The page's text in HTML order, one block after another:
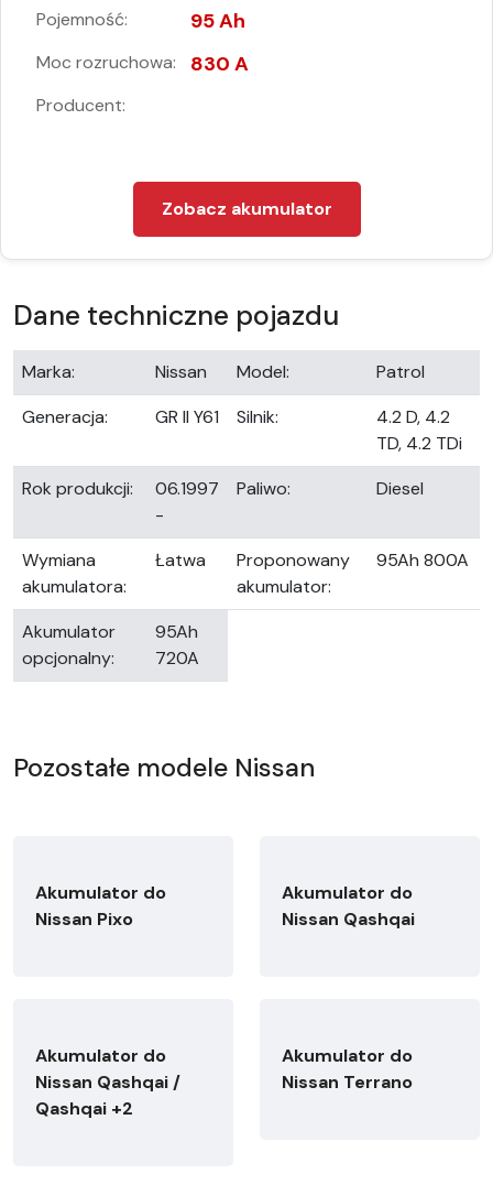
Pojemność: 95 Ah
Moc rozruchowa: 830 A
Producent:
Zobacz akumulator
Dane techniczne pojazdu
Marka: Nissan Model:
Patrol
Generacja:
GR II Y61 Silnik:
4.2 D, 4.2
TD, 4.2 TDi
Rok produkcji:
06.1997
-
Paliwo: Diesel
Wymiana
akumulatora:
Łatwa
Proponowany
akumulator:
95Ah 800A
Akumulator
opcjonalny:
95Ah
720A
Pozostałe modele Nissan
Akumulator do
Nissan Pixo
Akumulator do
Nissan Qashqai
Akumulator do
Nissan Qashqai /
Qashqai +2
Akumulator do
Nissan Terrano